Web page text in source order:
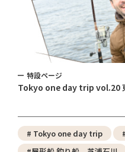
特設ページ
Tokyo one day trip vol.20
# Tokyo one day trip